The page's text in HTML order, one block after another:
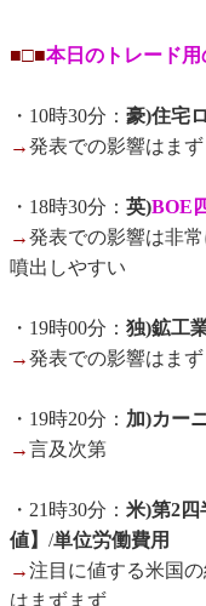
■□■本日のトレード用
・10時30分： 豪)住宅
→発表での影響はま
・18時30分： 英)BOE
→発表での影響は非
噴出しやすい
・19時00分： 独)鉱工
→発表での影響はま
・19時20分： 加)カー
→言及次第
・21時30分： 米)第2四
値】 /単位労働費用
→注目に値する米国
はまずまず